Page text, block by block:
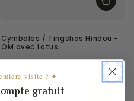
Cymbales / Tingshas Hindou -
OM avec Lotus
normalvisite ? ✦
gratuit